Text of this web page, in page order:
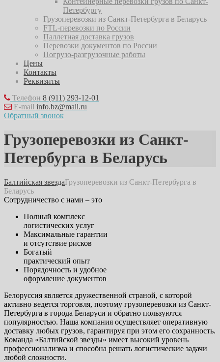
Петербургу
Грузоперевозки из Санкт-Петербурга в Беларусь
FTL-перевозки по России
Паллетная доставка грузов
Перевозки документов по России
Погрузо-разгрузочные работы
Цены
Контакты
Реквизиты
Телефон 8 (911) 293-12-01
E-mail info.bz@mail.ru
Обратный звонок
Грузоперевозки из Санкт-
Петербурга в Беларусь
Балтийская звездаГрузоперевозки из Санкт-Петербурга в
Беларусь
Сотрудничество с нами – это
Полный комплекс
логистических услуг
Максимальные гарантии
и отсутствие рисков
Богатый
практический опыт
Порядочность и удобное
оформление документов
Белоруссия является дружественной страной, с которой
активно ведется торговля, поэтому грузоперевозки из Санкт-
Петербурга в города Беларуси и обратно пользуются
популярностью. Наша компания осуществляет оперативную
доставку любых грузов, гарантируя при этом его сохранность.
Команда «Балтийской звезды» имеет высокий уровень
профессионализма и способна решать логистические задачи
любой сложности.